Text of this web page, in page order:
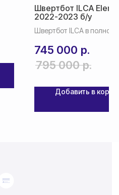
Швертбот ILCA
2022-2023 б/у
Швертбот ILCA в полной
745 000 р.
795 000 р.
Добавить в